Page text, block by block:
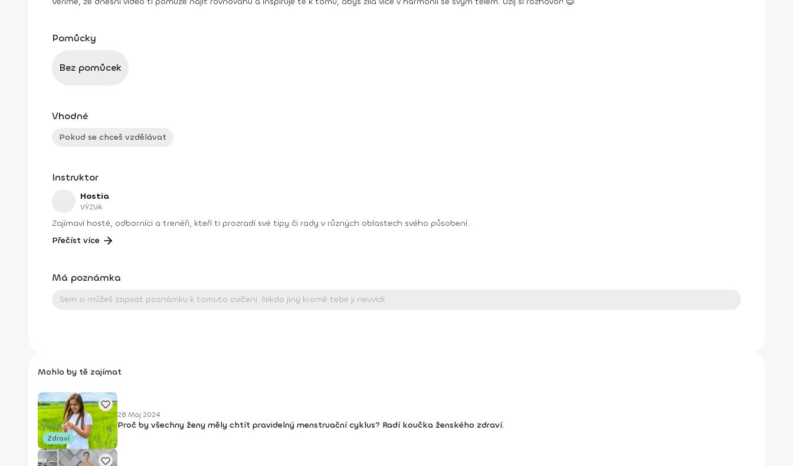
Pomůcky
Bez pomůcek
Vhodné
Pokud se chceš vzdělávat
Instruktor
Hostia
VÝZVA
Zajímaví hosté, odborníci a trenéři, kteří ti prozradí své tipy či rady v různých oblastech svého působení.
Přečíst více
Má poznámka
Mohlo by tě zajímat
Zdraví
28 Máj 2024
Proč by všechny ženy měly chtít pravidelný menstruační cyklus? Radí koučka ženského zdraví.